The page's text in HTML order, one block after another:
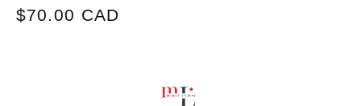
Normaler
$70.00 CAD